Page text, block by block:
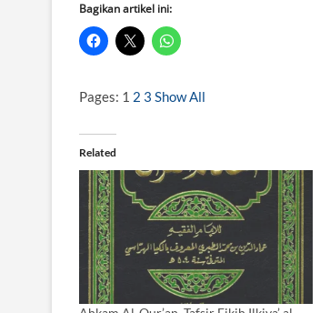
Bagikan artikel ini:
Pages: 1 2 3 Show All
Related